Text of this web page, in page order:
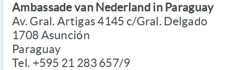
Ambassade van Nederland in Paraguay
Av. Gral. Artigas 4145 c/Gral. Delgado
1708 Asunción
Paraguay
Tel. +595 21 283 657/9